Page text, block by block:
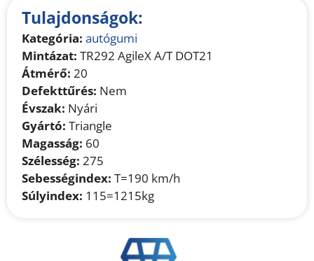
Tulajdonságok:
Kategória: autógumi
Mintázat: TR292 AgileX A/T DOT21
Átmérő: 20
Defekttűrés: Nem
Évszak: Nyári
Gyártó: Triangle
Magasság: 60
Szélesség: 275
Sebességindex: T=190 km/h
Súlyindex: 115=1215kg